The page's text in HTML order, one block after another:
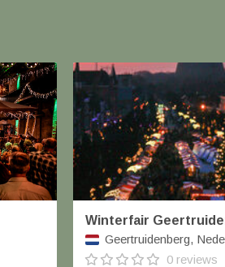
Winterfair
Geertruidenberg,
0 reviews